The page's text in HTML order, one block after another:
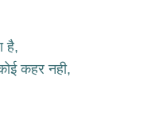
है,
कहर नही,